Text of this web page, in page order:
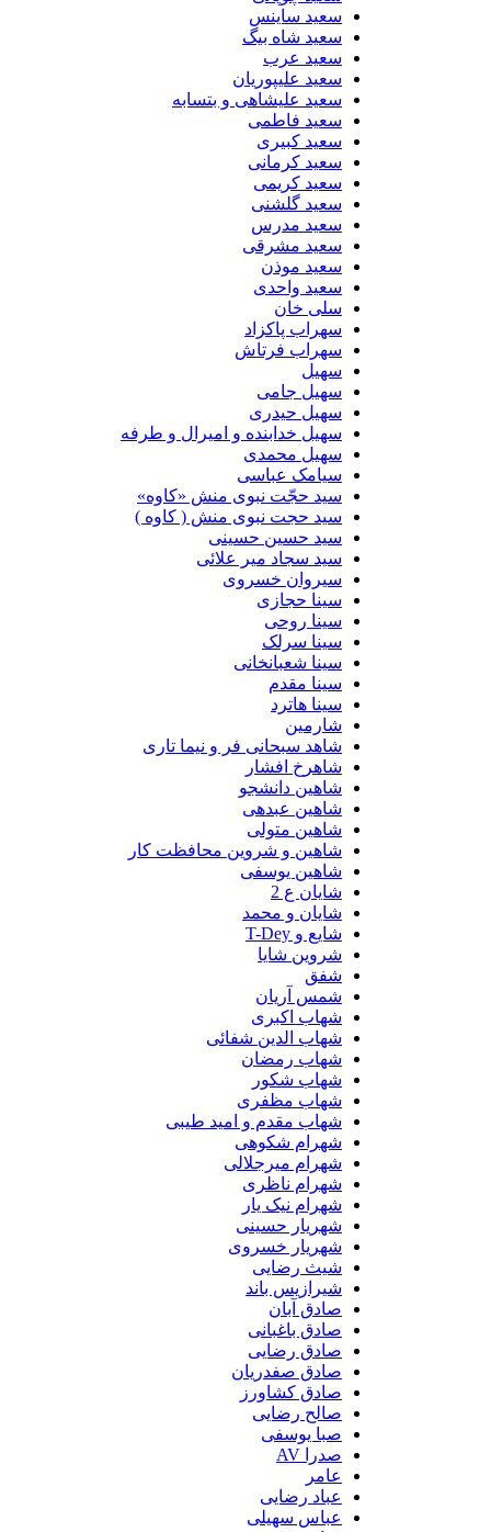
سعید ساینس
سعید شاه بیگ
سعید عرب
سعید علیپوریان
سعید علیشاهی و بتسابه
سعید فاطمی
سعید کبیری
سعید کرمانی
سعید کریمی
سعید گلشنی
سعید مدرس
سعید مشرقی
سعید موذن
سعید واحدی
سلی خان
سهراب پاکزاد
سهراب فرتاش
سهیل
سهیل جامی
سهیل حیدری
سهیل خدابنده و امیرال و طرفه
سهیل محمدی
سیامک عباسی
سید حجّت نبوی منش «کاوه»
سید حجت نبوی منش ( کاوه )
سید حسین حسینى
سید سجاد میر علائی
سیروان خسروی
سینا حجازی
سینا روحی
سینا سرلک
سینا شعبانخانی
سینا مقدم
سینا هاترد
شارمین
شاهد سبحانی فر و نیما تاری
شاهرخ افشار
شاهین دانشجو
شاهین عبدهی
شاهین متولی
شاهین و شروین محافظت کار
شاهین یوسفی
شایان ع 2
شایان و محمد
شایع و T-Dey
شروین شایا
شفق
شمس آریان
شهاب اکبری
شهاب الدین شفائی
شهاب رمضان
شهاب شکور
شهاب مظفری
شهاب مقدم و امید طیبی
شهرام شکوهی
شهرام میرجلالی
شهرام ناظری
شهرام نیک یار
شهریار حسینی
شهریار خسروی
شیث رضایی
شیرازیس باند
صادق آبان
صادق باغبانی
صادق رضایی
صادق صفدریان
صادق کشاورز
صالح رضایی
صبا یوسفی
صدرا AV
عامر
عباد رضایی
عباس سهیلی